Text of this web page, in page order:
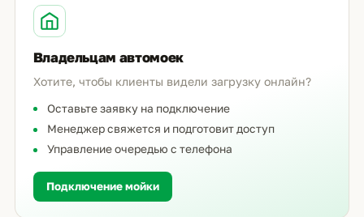
Владельцам автомоек
Хотите, чтобы клиенты видели загрузку онлайн?
Оставьте заявку на подключение
Менеджер свяжется и подготовит доступ
Управление очередью с телефона
Подключение мойки